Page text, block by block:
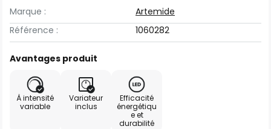
Marque :
Artemide
Référence :
1060282
Avantages produit
À intensité
variable
Variateur
inclus
Efficacité
énergétiqu
e et
durabilité